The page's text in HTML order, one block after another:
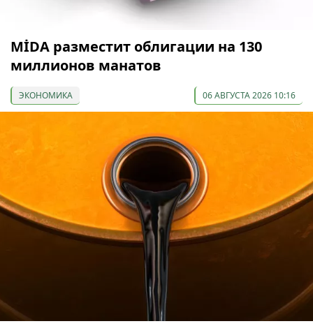
МİDA разместит облигации на 130
миллионов манатов
ЭКОНОМИКА 06 АВГУСТА 2026 10:16